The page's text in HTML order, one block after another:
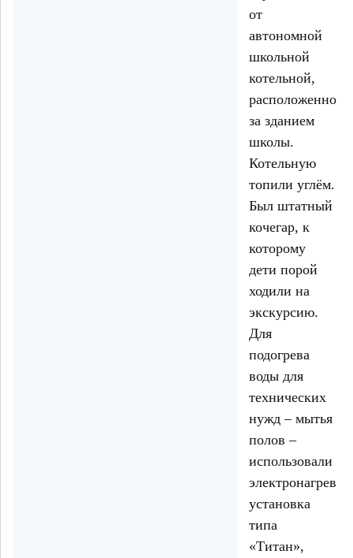
от
автономной
школьной
котельной,
расположенной
за зданием
школы.
Котельную
топили углём.
Был штатный
кочегар, к
которому
дети порой
ходили на
экскурсию.
Для
подогрева
воды для
технических
нужд – мытья
полов –
использовали
установка
типа
«Титан»,